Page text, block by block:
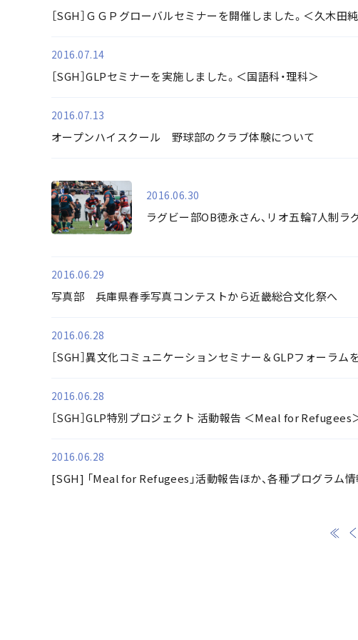
［SGH］ＧＧＰグローバルセミナーを開催しました。＜久木田
2016.07.14
［SGH］GLPセミナーを実施しました。＜国語科・理科＞
2016.07.13
オープンハイスクール 野球部のクラブ体験について
2016.06.30
ラグビー部OB徳永さん、リオ五輪7人制
2016.06.29
写真部 兵庫県春季写真コンテストから近畿総合文化祭へ
2016.06.28
［SGH］異文化コミュニケーションセミナー＆GLPフォーラム
2016.06.28
［SGH］GLP特別プロジェクト 活動報告 ＜Meal for Refugees
2016.06.28
[SGH] 「Meal for Refugees」活動報告ほか、各種プログラム情